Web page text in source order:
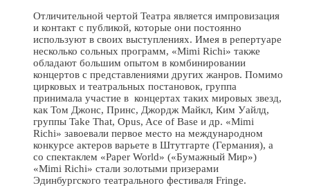
Отличительной чертой Театра является импровизация
и контакт с публикой, которые они постоянно
используют в своих выступлениях. Имея в репертуаре
несколько сольных программ, «Mimi Richi» также
обладают большим опытом в комбинировании
концертов с представлениями других жанров. Помимо
цирковых и театральных постановок, группа
принимала участие в концертах таких мировых звезд,
как Том Джонс, Принс, Джордж Майкл, Ким Уайлд,
группы Take That, Opus, Ace оf Base и др. «Mimi
Richi» завоевали первое место на международном
конкурсе актеров варьете в Штутгарте (Германия), а
cо спектаклем «Paper World» («Бумажный Мир»)
«Mimi Richi» стали золотыми призерами
Эдинбургского театрального фестиваля Fringe.